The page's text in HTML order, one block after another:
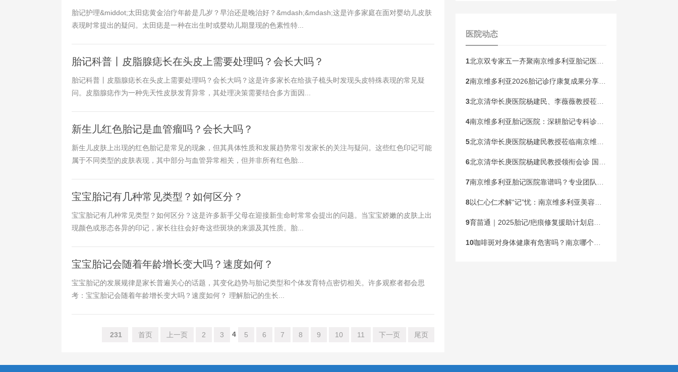
胎记护理&middot;太田痣黄金治疗年龄是几岁？早治还是晚治好？&mdash;&mdash;这是许多家庭在面对婴幼儿皮肤
表现时常提出的疑问。太田痣是一种在出生时或婴幼儿期显现的色素性特...
胎记科普丨皮脂腺痣长在头皮上需要处理吗？会长大吗？
胎记科普丨皮脂腺痣长在头皮上需要处理吗？会长大吗？这是许多家长在给孩子梳头时发现头皮特殊表现的常见疑
问。皮脂腺痣作为一种先天性皮肤发育异常，其处理决策需要结合多方面因...
新生儿红色胎记是血管瘤吗？会长大吗？
新生儿皮肤上出现的红色胎记是常见的现象，但其具体性质和发展趋势常引发家长的关注与疑问。这些红色印记可能
属于不同类型的皮肤表现，其中部分与血管异常相关，但并非所有红色胎...
宝宝胎记有几种常见类型？如何区分？
宝宝胎记有几种常见类型？如何区分？这是许多新手父母在迎接新生命时常常会提出的问题。当宝宝娇嫩的皮肤上出
现颜色或形态各异的印记，家长往往会好奇这些斑块的来源及其性质。胎...
宝宝胎记会随着年龄增长变大吗？速度如何？
宝宝胎记的发展规律是家长普遍关心的话题，其变化趋势与胎记类型和个体发育特点密切相关。许多观察者都会思
考：​​宝宝胎记会随着年龄增长变大吗？速度如何？​​ 理解胎记的生长...
231 首页 上一页 2 3 4 5 6 7 8 9 10 11 下一页 尾页
医院动态
1北京双专家五一齐聚南京维多利亚胎记医院！开展京宁专家联合会诊
2南京维多利亚2026胎记诊疗康复成果分享会，共同见证康复新生
3北京清华长庚医院杨建民、李薇薇教授莅临南京维多利亚，国庆黄金周盛大开启胎记专病联合会诊！
4南京维多利亚胎记医院：深耕胎记专科诊疗，构建全龄健康管理新范式
5北京清华长庚医院杨建民教授莅临南京维多利亚胎记诊疗，本周末联合会诊开启！
6北京清华长庚医院杨建民教授领衔会诊 国家级公益基金助力胎记患儿健康行动在宁启动
7南京维多利亚胎记医院靠谱吗？专业团队，安心之选
8以仁心仁术解“记”忧：南京维多利亚美容医院构建胎记诊疗新标杆
9育苗通｜2025胎记/疤痕修复援助计划启动！限300名速申领
10咖啡斑对身体健康有危害吗？南京哪个胎记医院专业？